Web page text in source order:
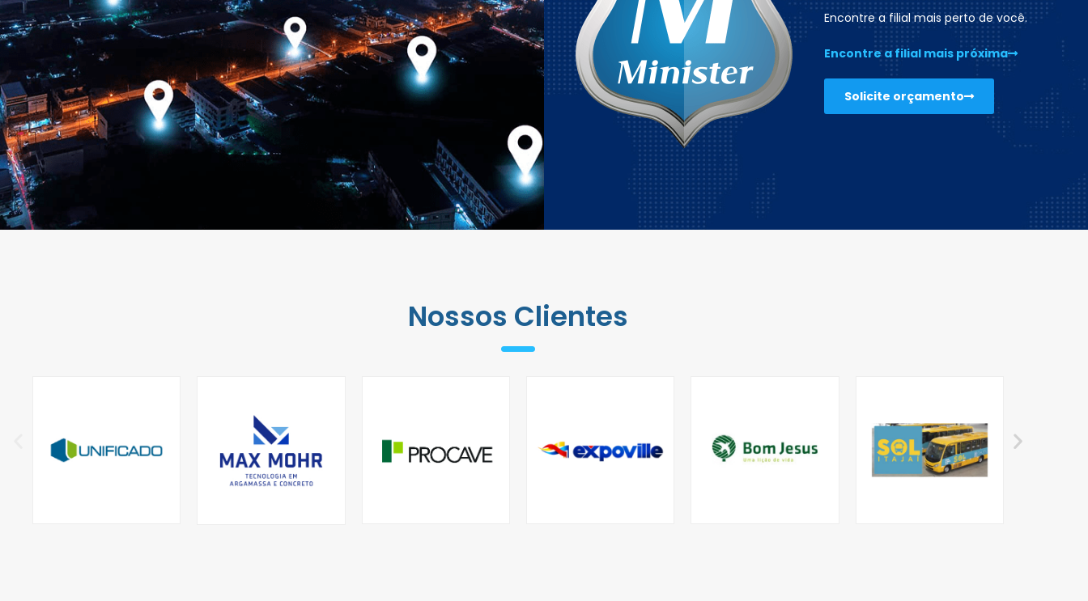
Encontre a filial mais perto de você.
Encontre a filial mais próxima
Solicite orçamento
Nossos Clientes